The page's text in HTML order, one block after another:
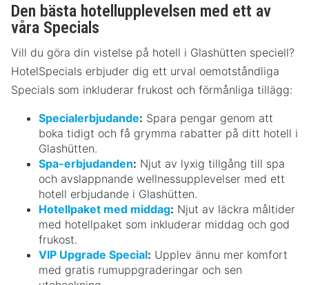
Den bästa hotellupplevelsen med ett av
våra Specials
Vill du göra din vistelse på hotell i Glashütten speciell?
HotelSpecials erbjuder dig ett urval oemotståndliga
Specials som inkluderar frukost och förmånliga tillägg:
Specialerbjudande: Spara pengar genom att
boka tidigt och få grymma rabatter på ditt hotell i
Glashütten.
Spa-erbjudanden: Njut av lyxig tillgång till spa
och avslappnande wellnessupplevelser med ett
hotell erbjudande i Glashütten.
Hotellpaket med middag: Njut av läckra måltider
med hotellpaket som inkluderar middag och god
frukost.
VIP Upgrade Special: Upplev ännu mer komfort
med gratis rumuppgraderingar och sen